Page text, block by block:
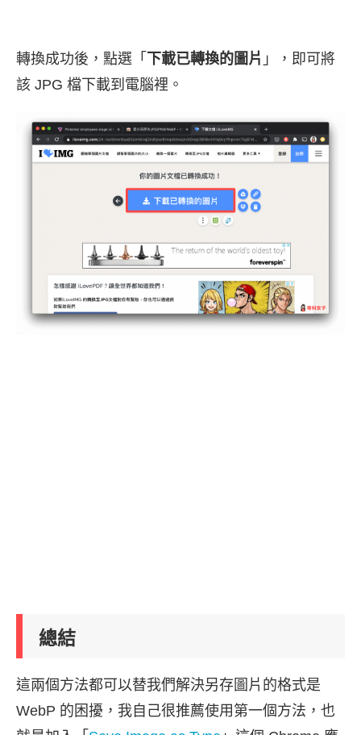
轉換成功後，點選「 下載已轉換的圖片 」，即可將
該 JPG 檔下載到電腦裡。
總結
這兩個方法都可以替我們解決另存圖片的格式是
WebP 的困擾，我自己很推薦使用第一個方法，也